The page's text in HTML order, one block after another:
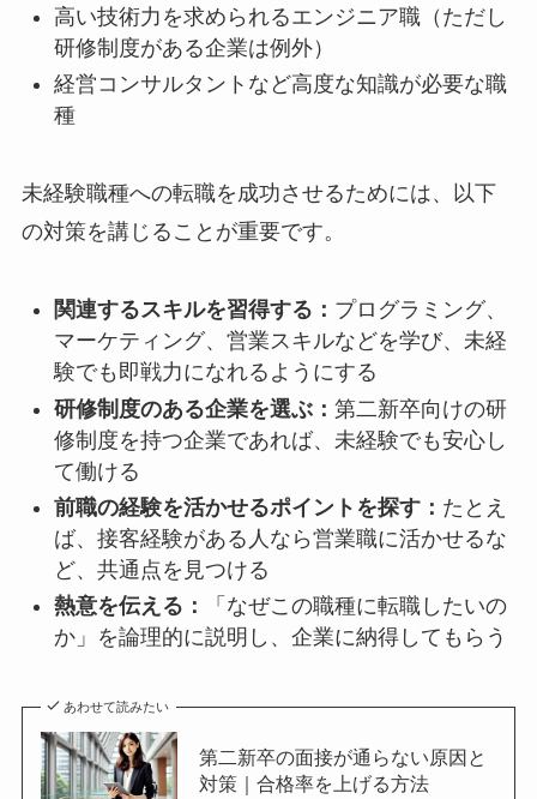
高い技術力を求められるエンジニア職（ただし
研修制度がある企業は例外）
経営コンサルタントなど高度な知識が必要な職
種
未経験職種への転職を成功させるためには、以下
の対策を講じることが重要です。
関連するスキルを習得する： プログラミング、
マーケティング、営業スキルなどを学び、未経
験でも即戦力になれるようにする
研修制度のある企業を選ぶ： 第二新卒向けの研
修制度を持つ企業であれば、未経験でも安心し
て働ける
前職の経験を活かせるポイントを探す： たとえ
ば、接客経験がある人なら営業職に活かせるな
ど、共通点を見つける
熱意を伝える：
「なぜこの職種に転職したいの
か」を論理的に説明し、企業に納得してもらう
あわせて読みたい
第二新卒の面接が通らない原因と
対策｜合格率を上げる方法